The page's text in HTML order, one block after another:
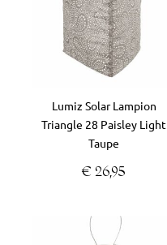
Lumiz Solar Lampion
Triangle 28 Paisley Light
Taupe
€ 26,95